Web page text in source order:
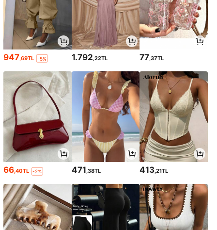
947 ,69TL -5% 1.792 ,22TL 77 ,37TL
66,40TL -2% 471,38TL 413,21TL